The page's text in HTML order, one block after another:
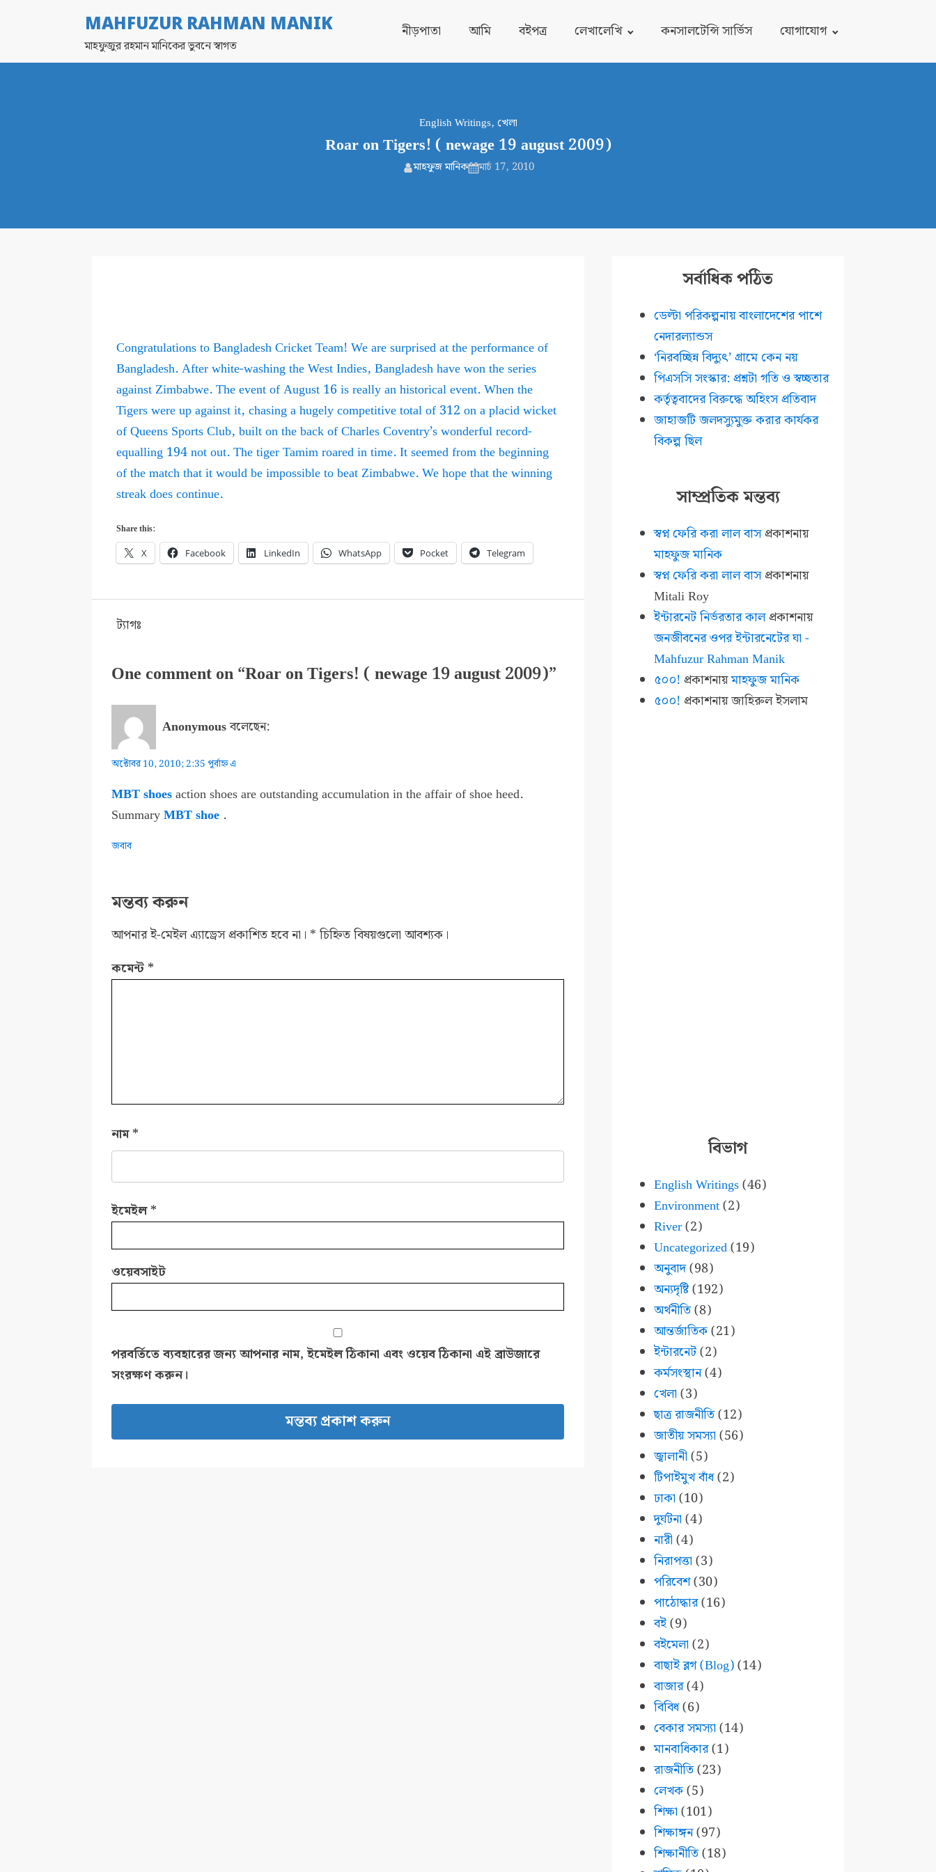
MAHFUZUR RAHMAN MANIK
মাহফুজুর রহমান মানিকের ভুবনে স্বাগত
নীড়পাতা আমি বইপত্র লেখালেখি কনসালটেন্সি সার্ভিস যোগাযোগ
English Writings, খেলা
Roar on Tigers! ( newage 19 august 2009)
মাহফুজ মানিক মার্চ 17, 2010
Congratulations to Bangladesh Cricket Team! We are surprised at the performance of
Bangladesh. After white-washing the West Indies, Bangladesh have won the series
against Zimbabwe. The event of August 16 is really an historical event. When the
Tigers were up against it, chasing a hugely competitive total of 312 on a placid wicket
of Queens Sports Club, built on the back of Charles Coventry’s wonderful record-
equalling 194 not out. The tiger Tamim roared in time. It seemed from the beginning
of the match that it would be impossible to beat Zimbabwe. We hope that the winning
streak does continue.
Share this:
X Facebook LinkedIn WhatsApp Pocket Telegram
ট্যাগঃ
One comment on “Roar on Tigers! ( newage 19 august 2009)”
Anonymousবলেছেন:
অক্টোবর 10, 2010; 2:35 পূর্বাহ্ন এ
MBT shoesaction shoes are outstanding accumulation in the affair of shoe heed.
SummaryMBT shoe .
জবাব
মন্তব্য করুন
আপনার ই-মেইল এ্যাড্রেস প্রকাশিত হবে না। * চিহ্নিত বিষয়গুলো আবশ্যক।
কমেন্ট *
নাম*
ইমেইল*
ওয়েবসাইট
পরবর্তিতে ব্যবহারের জন্য আপনার নাম, ইমেইল ঠিকানা এবং ওয়েব ঠিকানা এই ব্রাউজারে
সংরক্ষণ করুন।
সর্বাধিক পঠিত
ডেল্টা পরিকল্পনায় বাংলাদেশের পাশে
নেদারল্যান্ডস
‘নিরবচ্ছিন্ন বিদ্যুৎ’ গ্রামে কেন নয়
পিএসসি সংস্কার: প্রশ্নটা গতি ও স্বচ্ছতার
কর্তৃত্ববাদের বিরুদ্ধে অহিংস প্রতিবাদ
জাহাজটি জলদস্যুমুক্ত করার কার্যকর
বিকল্প ছিল
সাম্প্রতিক মন্তব্য
স্বপ্ন ফেরি করা লাল বাসপ্রকাশনায়
মাহফুজ মানিক
স্বপ্ন ফেরি করা লাল বাসপ্রকাশনায়
Mitali Roy
ইন্টারনেট নির্ভরতার কালপ্রকাশনায়
জনজীবনের ওপর ইন্টারনেটের ঘা -
Mahfuzur Rahman Manik
৫০০! প্রকাশনায়মাহফুজ মানিক
৫০০! প্রকাশনায়জাহিরুল ইসলাম
বিভাগ
English Writings(46)
Environment(2)
River(2)
Uncategorized(19)
অনুবাদ(98)
অন্যদৃষ্টি(192)
অর্থনীতি(8)
আন্তর্জাতিক(21)
ইন্টারনেট(2)
কর্মসংস্থান(4)
খেলা (3)
ছাত্র রাজনীতি(12)
জাতীয় সমস্যা (56)
জ্বালানী (5)
টিপাইমুখ বাঁধ(2)
ঢাকা (10)
দুর্ঘটনা (4)
নারী (4)
নিরাপত্তা (3)
পরিবেশ(30)
পাঠোদ্ধার(16)
বই(9)
বইমেলা (2)
বাছাই ব্লগ (Blog)(14)
বাজার(4)
বিবিধ(6)
বেকার সমস্যা (14)
মানবাধিকার(1)
রাজনীতি(23)
লেখক(5)
শিক্ষা (101)
শিক্ষাঙ্গন(97)
শিক্ষানীতি(18)